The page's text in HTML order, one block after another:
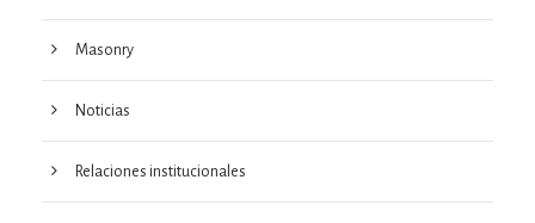
Masonry
Noticias
Relaciones institucionales